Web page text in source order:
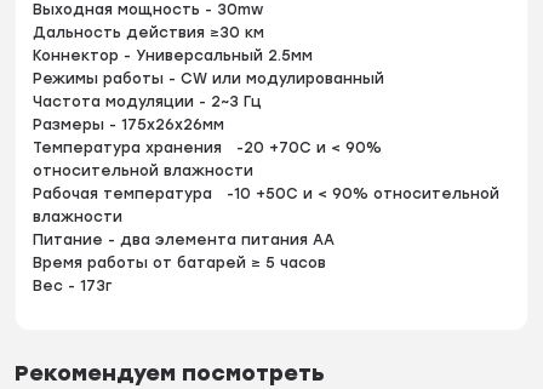
Выходная мощность - 30mw
Дальность действия ≥30 км
Коннектор - Универсальный 2.5мм
Режимы работы - CW или модулированный
Частота модуляции - 2~3 Гц
Размеры - 175x26x26мм
Температура хранения -20 +70С и < 90%
относительной влажности
Рабочая температура -10 +50С и < 90% относительной
влажности
Питание - два элемента питания АА
Время работы от батарей ≥ 5 часов
Вес - 173г
Рекомендуем посмотреть